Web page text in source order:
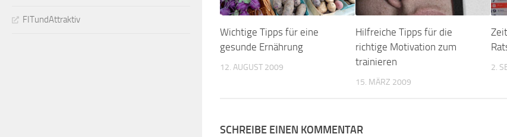
Wichtige Tipps für eine
gesunde Ernährung
12. AUGUST 2009
Hilfreiche Tipps für die
richtige Motivation zum
trainieren
15. MÄRZ 2009
2.
SCHREIBE EINEN KOMMENTAR
FITundAttraktiv